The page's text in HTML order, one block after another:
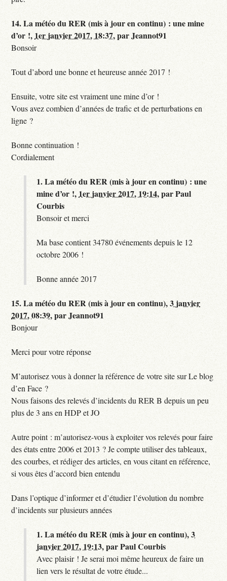
14.La météo du RER (mis à jour en continu) : une mine
d’or !, 1er janvier 2017, 18:37,parJeannot91
Bonsoir
Tout d’abord une bonne et heureuse année 2017 !
Ensuite, votre site est vraiment une mine d’or !
Vous avez combien d’années de trafic et de perturbations en
ligne ?
Bonne continuation !
Cordialement
1.La météo du RER (mis à jour en continu) : une
mine d’or !, 1er janvier 2017, 19:14,parPaul
Courbis
Bonsoir et merci
Ma base contient 34780 événements depuis le 12
octobre 2006 !
Bonne année 2017
15.La météo du RER (mis à jour en continu),3 janvier
2017, 08:39,parJeannot91
Bonjour
Merci pour votre réponse
M’autorisez vous à donner la référence de votre site sur Le blog
d’en Face ?
Nous faisons des relevés d’incidents du RER B depuis un peu
plus de 3 ans en HDP et JO
Autre point : m’autorisez-vous à exploiter vos relevés pour faire
des états entre 2006 et 2013 ? Je compte utiliser des tableaux,
des courbes, et rédiger des articles, en vous citant en référence,
si vous êtes d’accord bien entendu
Dans l’optique d’informer et d’étudier l’évolution du nombre
d’incidents sur plusieurs années
1.La météo du RER (mis à jour en continu),3
janvier 2017, 19:13,parPaul Courbis
Avec plaisir ! Je serai moi même heureux de faire un
lien vers le résultat de votre étude...